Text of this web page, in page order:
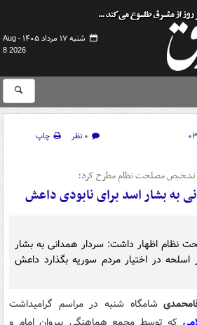
شنبه ۱۷ مرداد ۱۴۰۵ -
Aug
8 2026
۰ نظر
چاپ
مصلحت نظام مطرح کرد؛
به بشار اسد برای نابودی داعش
اظهار داشت: سردار همدانی به بشار
بود اگر ۱۰ هزار اسلحه در اختیار مردم سوریه بگذارد داعش
شامگاه شنبه در مراسم گرامیداشت